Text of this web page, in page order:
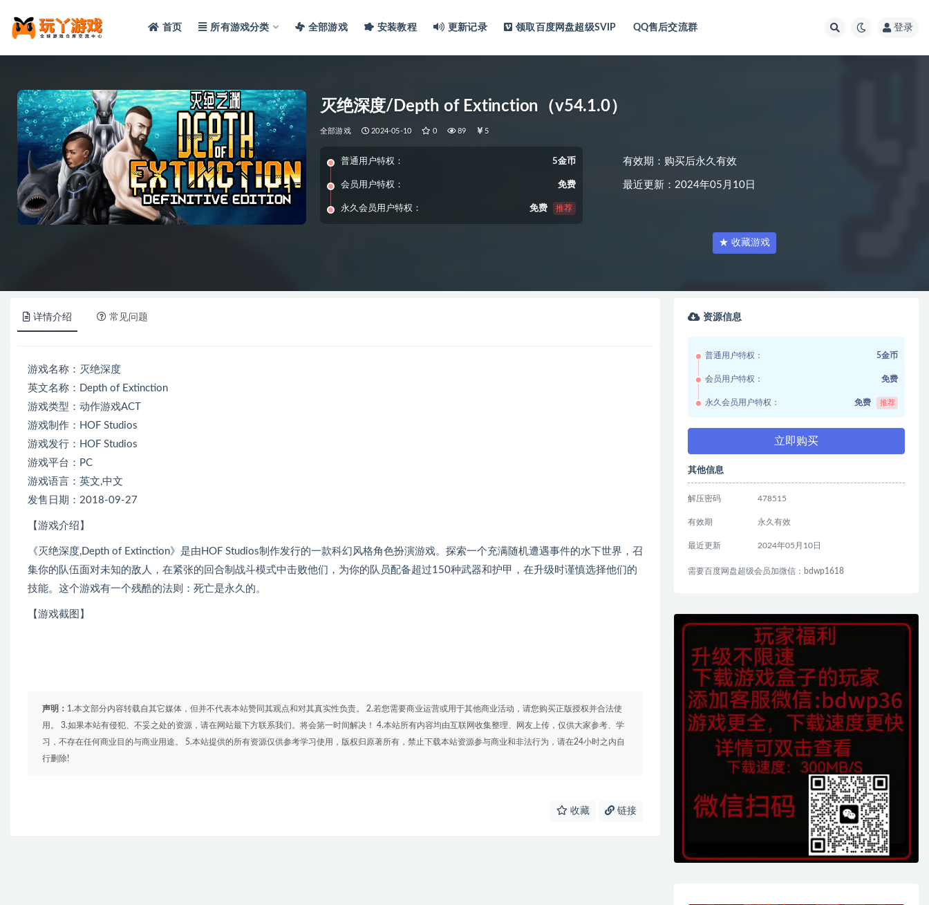
首页 所有游戏分类 全部游戏 安装教程 更新记录 领取百度网盘超级SVIP QQ售后交流群 登录
灭绝深度/Depth of Extinction（v54.1.0）
全部游戏 2024-05-10 0 89 5
普通用户特权： 5金币
会员用户特权： 免费
永久会员用户特权： 免费 推荐
有效期：购买后永久有效
最近更新：2024年05月10日
★ 收藏游戏
详情介绍 常见问题
游戏名称：灭绝深度
英文名称：Depth of Extinction
游戏类型：动作游戏ACT
游戏制作：HOF Studios
游戏发行：HOF Studios
游戏平台：PC
游戏语言：英文,中文
发售日期：2018-09-27
【游戏介绍】
《灭绝深度,Depth of Extinction》是由HOF Studios制作发行的一款科幻风格角色扮演游戏。探索一个充满随机遭遇事件的水下世界，召
集你的队伍面对未知的敌人，在紧张的回合制战斗模式中击败他们，为你的队员配备超过150种武器和护甲，在升级时谨慎选择他们的
技能。这个游戏有一个残酷的法则：死亡是永久的。
【游戏截图】
声明： 1.本文部分内容转载自其它媒体，但并不代表本站赞同其观点和对其真实性负责。 2.若您需要商业运营或用于其他商业活动，请您购买正版授权并合法使
用。 3.如果本站有侵犯、不妥之处的资源，请在网站最下方联系我们。将会第一时间解决！ 4.本站所有内容均由互联网收集整理、网友上传，仅供大家参考、学
习，不存在任何商业目的与商业用途。 5.本站提供的所有资源仅供参考学习使用，版权归原著所有，禁止下载本站资源参与商业和非法行为，请在24小时之内自
行删除!
收藏 链接
资源信息
普通用户特权： 5金币
会员用户特权： 免费
永久会员用户特权： 免费 推荐
立即购买
其他信息
解压密码 478515
有效期 永久有效
最近更新 2024年05月10日
需要百度网盘超级会员加微信：bdwp1618